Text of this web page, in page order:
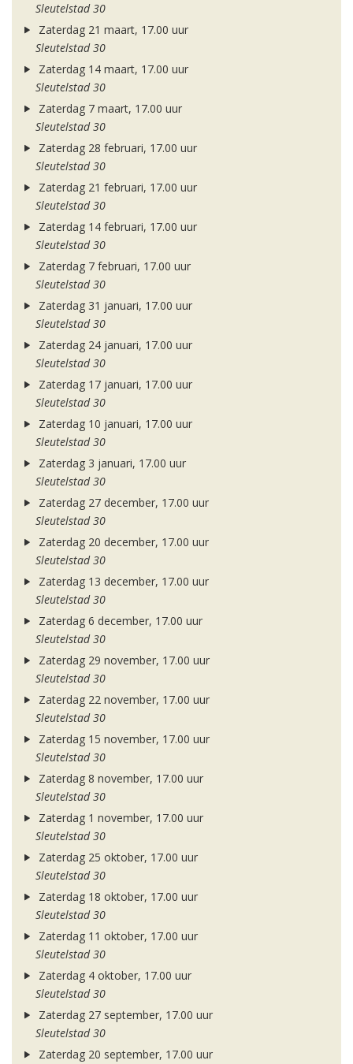
Sleutelstad 30
Zaterdag 21 maart, 17.00 uur
Sleutelstad 30
Zaterdag 14 maart, 17.00 uur
Sleutelstad 30
Zaterdag 7 maart, 17.00 uur
Sleutelstad 30
Zaterdag 28 februari, 17.00 uur
Sleutelstad 30
Zaterdag 21 februari, 17.00 uur
Sleutelstad 30
Zaterdag 14 februari, 17.00 uur
Sleutelstad 30
Zaterdag 7 februari, 17.00 uur
Sleutelstad 30
Zaterdag 31 januari, 17.00 uur
Sleutelstad 30
Zaterdag 24 januari, 17.00 uur
Sleutelstad 30
Zaterdag 17 januari, 17.00 uur
Sleutelstad 30
Zaterdag 10 januari, 17.00 uur
Sleutelstad 30
Zaterdag 3 januari, 17.00 uur
Sleutelstad 30
Zaterdag 27 december, 17.00 uur
Sleutelstad 30
Zaterdag 20 december, 17.00 uur
Sleutelstad 30
Zaterdag 13 december, 17.00 uur
Sleutelstad 30
Zaterdag 6 december, 17.00 uur
Sleutelstad 30
Zaterdag 29 november, 17.00 uur
Sleutelstad 30
Zaterdag 22 november, 17.00 uur
Sleutelstad 30
Zaterdag 15 november, 17.00 uur
Sleutelstad 30
Zaterdag 8 november, 17.00 uur
Sleutelstad 30
Zaterdag 1 november, 17.00 uur
Sleutelstad 30
Zaterdag 25 oktober, 17.00 uur
Sleutelstad 30
Zaterdag 18 oktober, 17.00 uur
Sleutelstad 30
Zaterdag 11 oktober, 17.00 uur
Sleutelstad 30
Zaterdag 4 oktober, 17.00 uur
Sleutelstad 30
Zaterdag 27 september, 17.00 uur
Sleutelstad 30
Zaterdag 20 september, 17.00 uur